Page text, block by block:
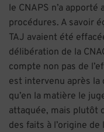
le CNAPS n’a
procédures. A savoir
TAJ avaient été
délibération de la
compte non pas de
est intervenu après la
qu’en la matière le
attaquée, mais plutôt
des faits à l’origine